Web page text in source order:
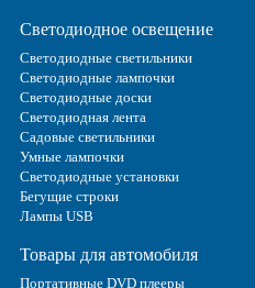
Светодиодное освещение
Светодиодные светильники
Светодиодные лампочки
Светодиодные доски
Светодиодная лента
Садовые светильники
Умные лампочки
Светодиодные установки
Бегущие строки
Лампы USB
Товары для автомобиля
Портативные DVD плееры